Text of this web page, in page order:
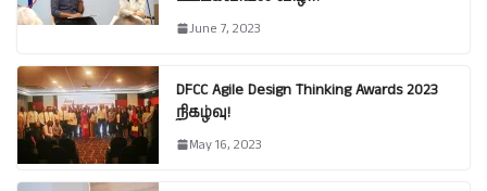
June 7, 2023
DFCC Agile Design Thinking Awards 2023
நிகழ்வு!
May 16, 2023